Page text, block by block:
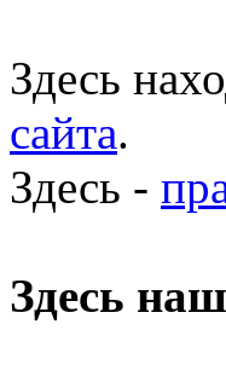
Здесь
сайта.
Здесь -
Здесь